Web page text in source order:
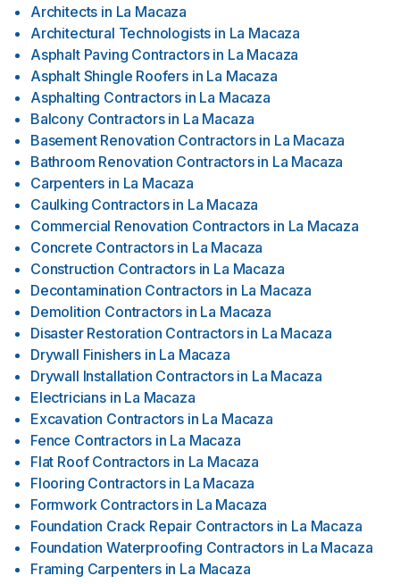
Architects in La Macaza
Architectural Technologists in La Macaza
Asphalt Paving Contractors in La Macaza
Asphalt Shingle Roofers in La Macaza
Asphalting Contractors in La Macaza
Balcony Contractors in La Macaza
Basement Renovation Contractors in La Macaza
Bathroom Renovation Contractors in La Macaza
Carpenters in La Macaza
Caulking Contractors in La Macaza
Commercial Renovation Contractors in La Macaza
Concrete Contractors in La Macaza
Construction Contractors in La Macaza
Decontamination Contractors in La Macaza
Demolition Contractors in La Macaza
Disaster Restoration Contractors in La Macaza
Drywall Finishers in La Macaza
Drywall Installation Contractors in La Macaza
Electricians in La Macaza
Excavation Contractors in La Macaza
Fence Contractors in La Macaza
Flat Roof Contractors in La Macaza
Flooring Contractors in La Macaza
Formwork Contractors in La Macaza
Foundation Crack Repair Contractors in La Macaza
Foundation Waterproofing Contractors in La Macaza
Framing Carpenters in La Macaza